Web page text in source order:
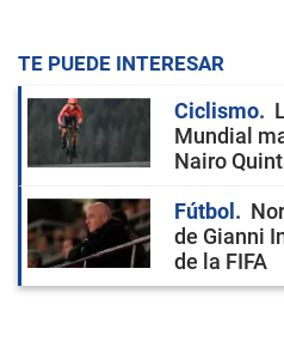
TE PUEDE INTERESAR
Ciclismo
Mundial
Nairo
Fútbol
de Gianni
de la FIFA